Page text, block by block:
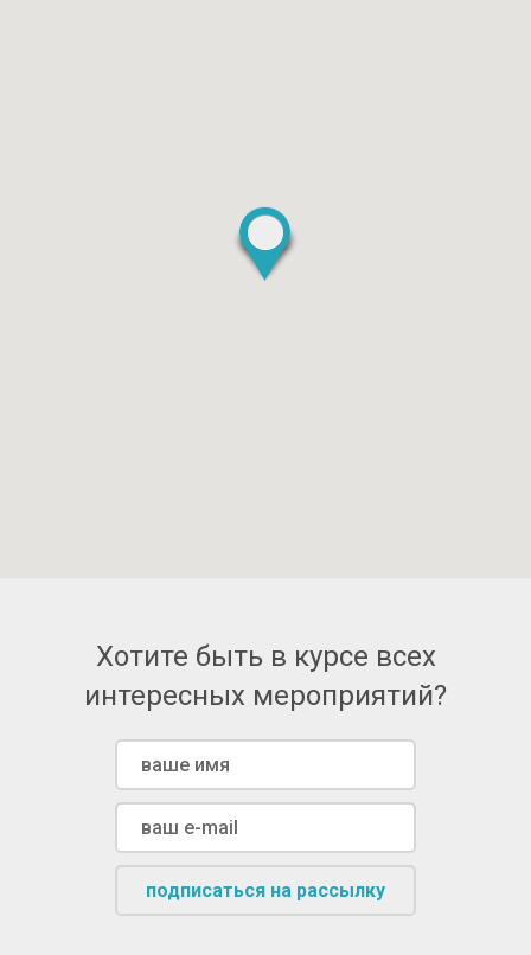
Хотите быть в курсе всех
интересных мероприятий?
подписаться на рассылку